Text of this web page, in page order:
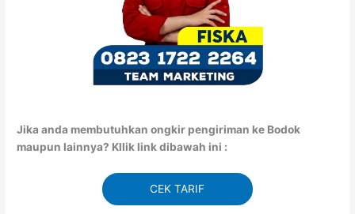
Jika anda membutuhkan ongkir pengiriman ke Bodok
maupun lainnya? Kllik link dibawah ini :
CEK TARIF